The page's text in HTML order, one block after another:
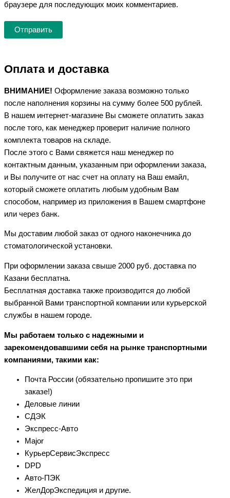
браузере для последующих моих комментариев.
Оплата и доставка
ВНИМАНИЕ! Оформление заказа возможно только
после наполнения корзины на сумму более 500 рублей.
В нашем интернет-магазине Вы сможете оплатить заказ
после того, как менеджер проверит наличие полного
комплекта товаров на складе.
После этого с Вами свяжется наш менеджер по
контактным данным, указанным при оформлении заказа,
и Вы получите от нас счет на оплату на Ваш емайл,
который сможете оплатить любым удобным Вам
способом, например из приложения в Вашем смартфоне
или через банк.
Мы доставим любой заказ от одного наконечника до
стоматологической установки.
При оформлении заказа свыше 2000 руб. доставка по
Казани бесплатна.
Бесплатная доставка также производится до любой
выбранной Вами транспортной компании или курьерской
службы в нашем городе.
Мы работаем только с надежными и
зарекомендовавшими себя на рынке транспортными
компаниями, такими как:
Почта России (обязательно пропишите это при
заказе!)
Деловые линии
СДЭК
Экспресс-Авто
Major
КурьерСервисЭкспресс
DPD
Авто-ПЭК
ЖелДорЭкспедиция и другие.